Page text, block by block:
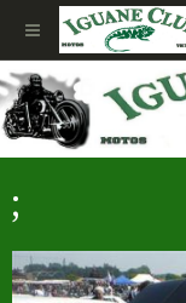
;